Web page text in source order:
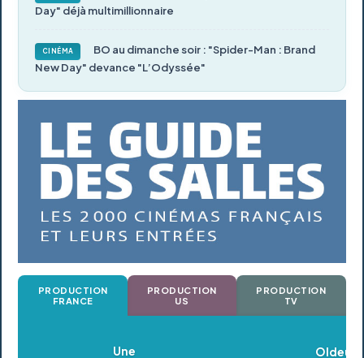
Day" déjà multimillionnaire
CINÉMA
BO au dimanche soir : "Spider-Man : Brand
New Day" devance "L’Odyssée"
PRODUCTION
FRANCE
PRODUCTION
US
PRODUCTION
TV
Oldeupe